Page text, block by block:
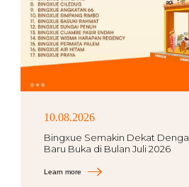
10.08.2026
Bingxue Semakin Dekat
Baru Buka di Bulan Juli 2026
Learn more